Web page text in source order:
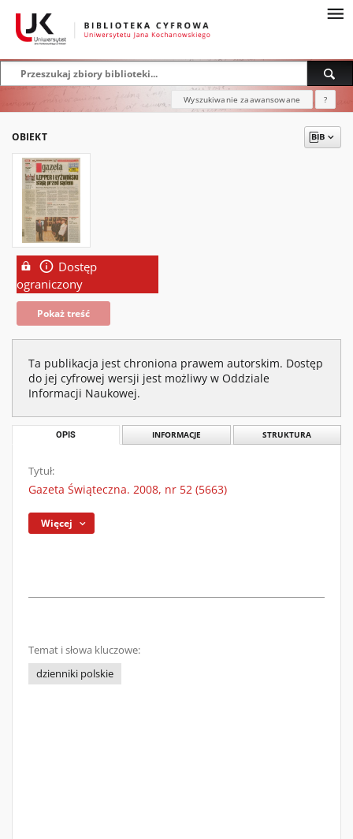
Wyszukiwanie zaawansowane ?
OBIEKT
Dostęp
ograniczony
Pokaż treść
Ta publikacja jest chroniona prawem autorskim. Dostęp
do jej cyfrowej wersji jest możliwy w Oddziale
Informacji Naukowej.
OPIS INFORMACJE STRUKTURA
Tytuł:
Gazeta Świąteczna. 2008, nr 52 (5663)
Więcej
Temat i słowa kluczowe:
dzienniki polskie